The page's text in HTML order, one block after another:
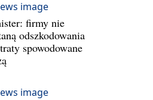
firmy nie
odszkodowania
spowodowane